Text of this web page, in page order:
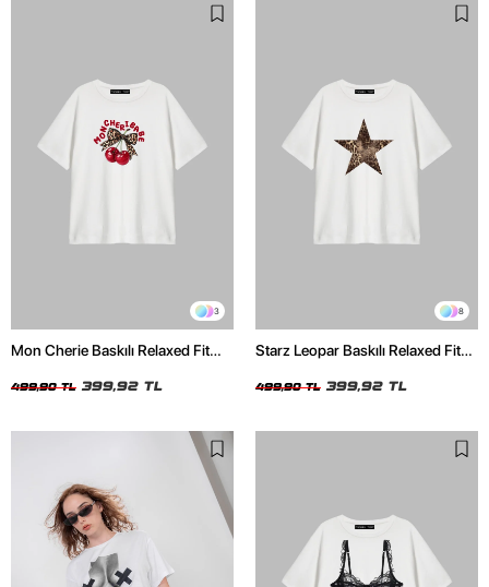
3
Mon Cherie Baskılı Relaxed Fit
499,90 TL 399,92 TL
8
Starz Leopar Baskılı Relaxed Fit
499,90 TL 399,92 TL